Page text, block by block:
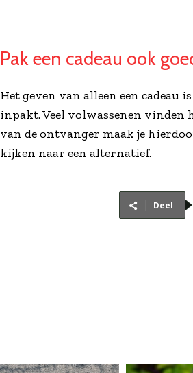
Pak een cadeau ook
Het geven van alleen een cadeau
inpakt. Veel volwassenen vinden
van de ontvanger maak je
kijken naar een alternatief.
Deel